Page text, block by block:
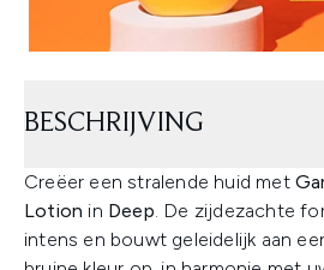
BESCHRIJVING
Creëer een stralende huid met
Lotion in Deep. De zijdezachte
intens en bouwt geleidelijk aan